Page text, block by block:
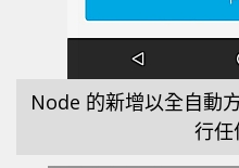
Node 的新增以全自動
行任